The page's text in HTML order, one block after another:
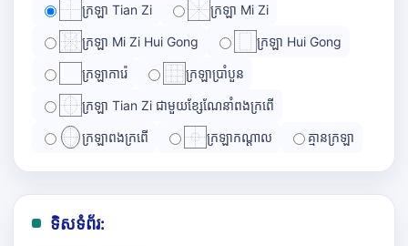
ក្រឡា Tian Zi ក្រឡា Mi Zi
ក្រឡា Mi Zi Hui Gong ក្រឡា Hui Gong
ក្រឡាការ៉េ ក្រឡាប្រាំបួន
ក្រឡា Tian Zi ជាមួយខ្សែណែនាំពងក្រពើ
ក្រឡាពងក្រពើ ក្រឡាកណ្ដាល គ្មានក្រឡា
ទិសទំព័រ: